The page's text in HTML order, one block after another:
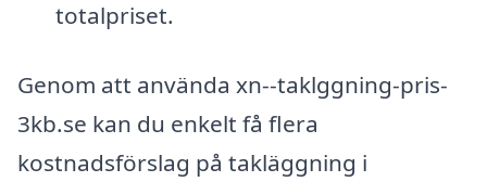
totalpriset.
Genom att använda xn--taklggning-pris-
3kb.se kan du enkelt få flera
kostnadsförslag på takläggning i